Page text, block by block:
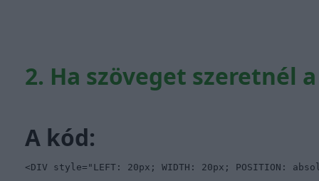
2. Ha szöveget szeretnél
A kód:
<DIV style="LEFT: 20px; WIDTH: 20px; POSITION: